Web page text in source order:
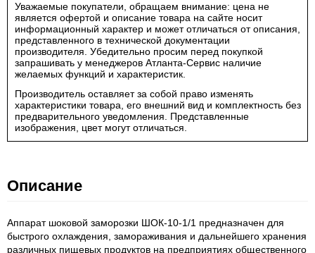
Уважаемые покупатели, обращаем внимание: цена не
является офертой и описание товара на сайте носит
информационный характер и может отличаться от описания,
представленного в технической документации
производителя. Убедительно просим перед покупкой
запрашивать у менеджеров Атланта-Сервис наличие
желаемых функций и характеристик.
Производитель оставляет за собой право изменять
характеристики товара, его внешний вид и комплектность без
предварительного уведомления. Представленные
изображения, цвет могут отличаться.
Описание
Аппарат шоковой заморозки ШОК-10-1/1 предназначен для
быстрого охлаждения, замораживания и дальнейшего хранения
различных пищевых продуктов на предприятиях общественного